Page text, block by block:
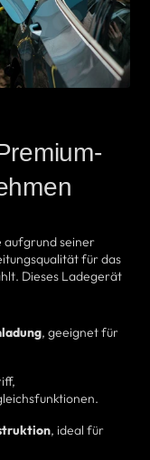
aufgrund seiner
für das
Dieses Ladegerät
, geeignet für
, ideal für